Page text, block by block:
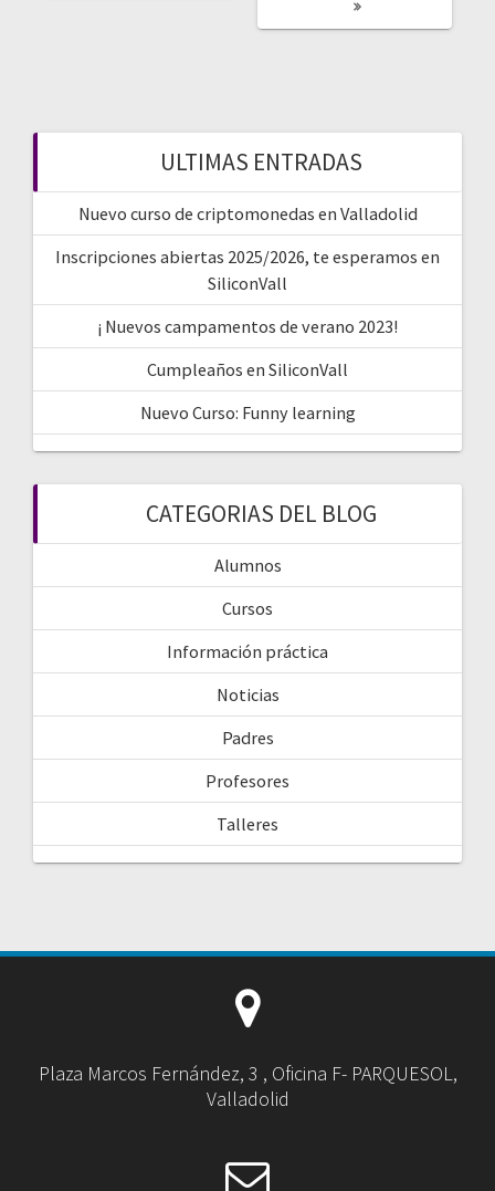
ULTIMAS ENTRADAS
Nuevo curso de criptomonedas en Valladolid
Inscripciones abiertas 2025/2026, te esperamos en
SiliconVall
¡ Nuevos campamentos de verano 2023!
Cumpleaños en SiliconVall
Nuevo Curso: Funny learning
CATEGORIAS DEL BLOG
Alumnos
Cursos
Información práctica
Noticias
Padres
Profesores
Talleres
Plaza Marcos Fernández, 3 , Oficina F- PARQUESOL,
Valladolid